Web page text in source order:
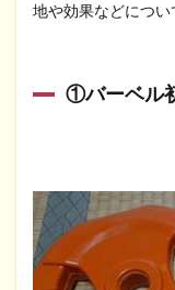
地や効果などについ
①バーベル